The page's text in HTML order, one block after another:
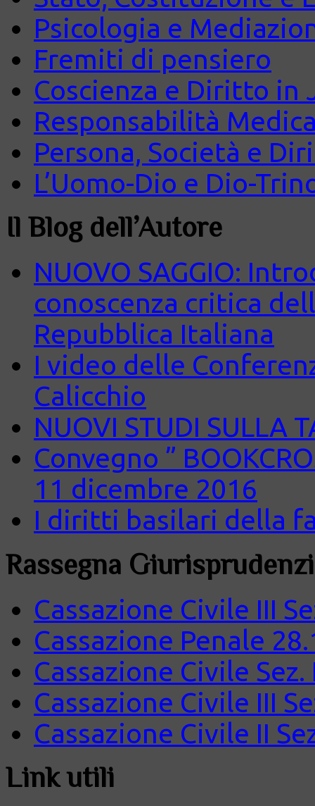
Psicologia e
Fremiti di pensiero
Coscienza e Diritto in
Responsabilità
Persona, Società e
L’Uomo-Dio e Dio-
Il Blog dell’Autore
NUOVO SAGGIO:
conoscenza critica
Repubblica Italiana
I video delle
Calicchio
NUOVI STUDI SULLA
Convegno ”
11 dicembre 2016
I diritti basilari della
Rassegna
Cassazione Civile III
Cassazione Penale
Cassazione Civile
Cassazione Civile III
Cassazione Civile II
Link utili